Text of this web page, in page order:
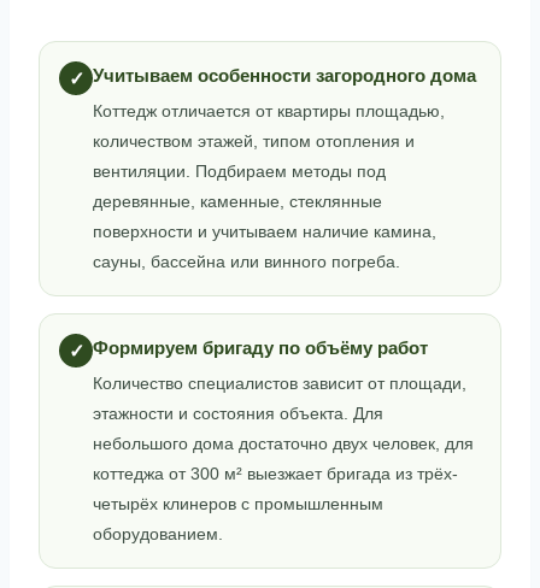
✓ Учитываем особенности загородного дома
Коттедж отличается от квартиры площадью,
количеством этажей, типом отопления и
вентиляции. Подбираем методы под
деревянные, каменные, стеклянные
поверхности и учитываем наличие камина,
сауны, бассейна или винного погреба.
✓ Формируем бригаду по объёму работ
Количество специалистов зависит от площади,
этажности и состояния объекта. Для
небольшого дома достаточно двух человек, для
коттеджа от 300 м² выезжает бригада из трёх-
четырёх клинеров с промышленным
оборудованием.